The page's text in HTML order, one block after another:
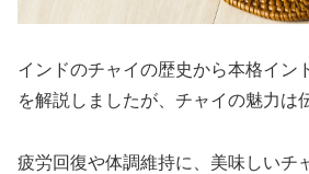
インドのチャイの歴史から本格イン
を解説しましたが、チャイの魅力は
疲労回復や体調維持に、美味しいチ